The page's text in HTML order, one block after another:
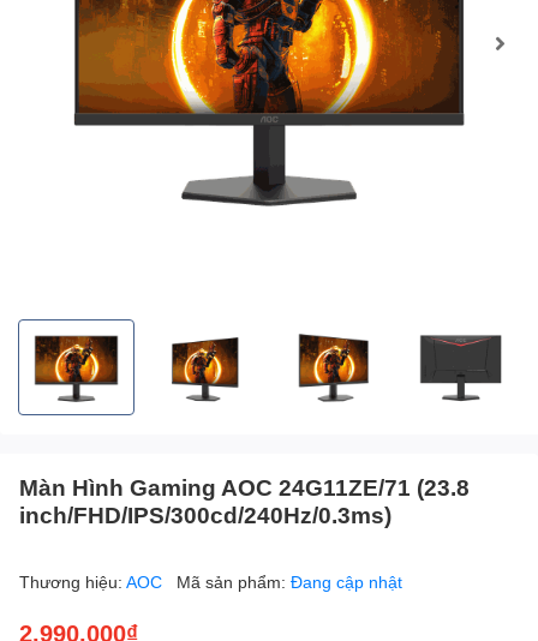
Màn Hình Gaming AOC 24G11ZE/71 (23.8
inch/FHD/IPS/300cd/240Hz/0.3ms)
Thương hiệu: AOC Mã sản phẩm: Đang cập nhật
2.990.000₫